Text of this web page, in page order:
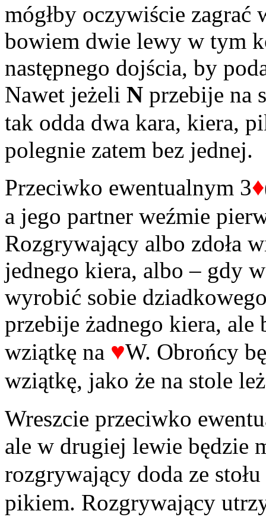
mógłby oczywiście
bowiem dwie lewy w tym
następnego dojścia, by
Nawet jeżeli N przebije na
tak odda dwa kara, kiera,
polegnie zatem bez jednej.
Przeciwko ewentualnym 3♦
a jego partner weźmie
Rozgrywający albo zdoła
jednego kiera, albo – gdy
wyrobić sobie
przebije żadnego kiera, ale
wziątkę na ♥W. Obrońcy
wziątkę, jako że na stole
Wreszcie przeciwko
ale w drugiej lewie będzie
rozgrywający doda ze stołu
pikiem. Rozgrywający